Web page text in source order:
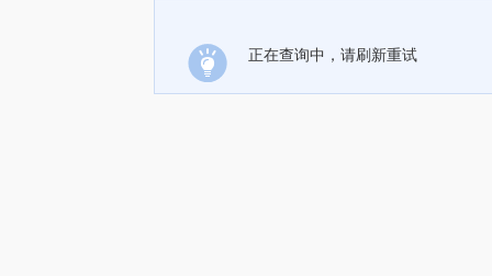
正在查询中，请刷新重试